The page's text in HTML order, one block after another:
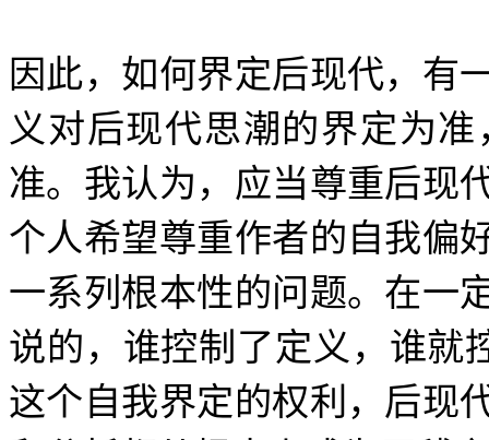
因此，如何界定后现代，有
义对后现代思潮的界定为
准。我认为，应当尊重后现
个人希望尊重作者的自我偏
一系列根本性的问题。在一
说的，谁控制了定义，谁就
这个自我界定的权利，后现